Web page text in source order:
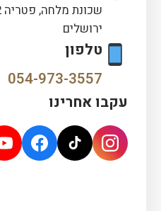
שכונת מלחה, פטריה 32
ירושלים
טלפון
054-973-3557
עקבו אחרינו